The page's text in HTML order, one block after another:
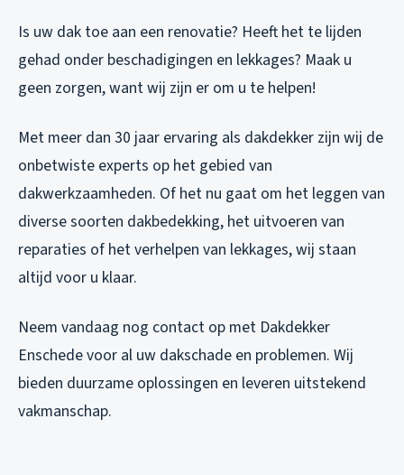
Is uw dak toe aan een renovatie? Heeft het te lijden
gehad onder beschadigingen en lekkages? Maak u
geen zorgen, want wij zijn er om u te helpen!
Met meer dan 30 jaar ervaring als dakdekker zijn wij de
onbetwiste experts op het gebied van
dakwerkzaamheden. Of het nu gaat om het leggen van
diverse soorten dakbedekking, het uitvoeren van
reparaties of het verhelpen van lekkages, wij staan
altijd voor u klaar.
Neem vandaag nog contact op met Dakdekker
Enschede voor al uw dakschade en problemen. Wij
bieden duurzame oplossingen en leveren uitstekend
vakmanschap.